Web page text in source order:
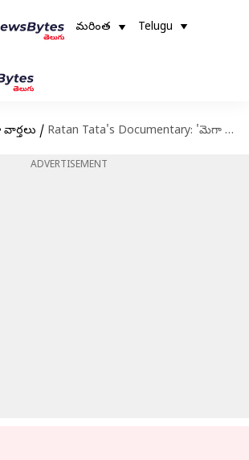
మరింత Telugu
/ Ratan Tata's Documentary: 'మెగా ఐకాన్' రతన్ టాటా డాక్యుమెంటరీ.. మిమ్మల్ని పెద్దగా కలలు కనేలా ప్రేరేపిస్తుంది
ADVERTISEMENT